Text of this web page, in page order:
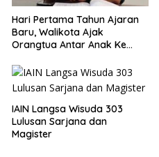
Hari Pertama Tahun Ajaran
Baru, Walikota Ajak
Orangtua Antar Anak Ke
IAIN Langsa Wisuda 303
Lulusan Sarjana dan
Magister